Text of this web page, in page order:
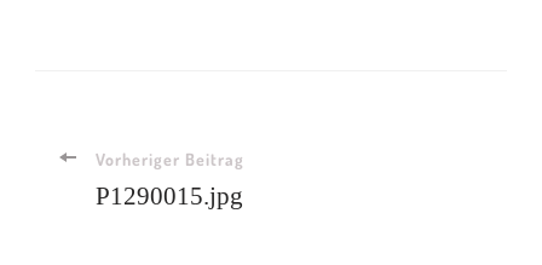
Beitragsnavigation
Vorheriger Beitrag
P1290015.jpg